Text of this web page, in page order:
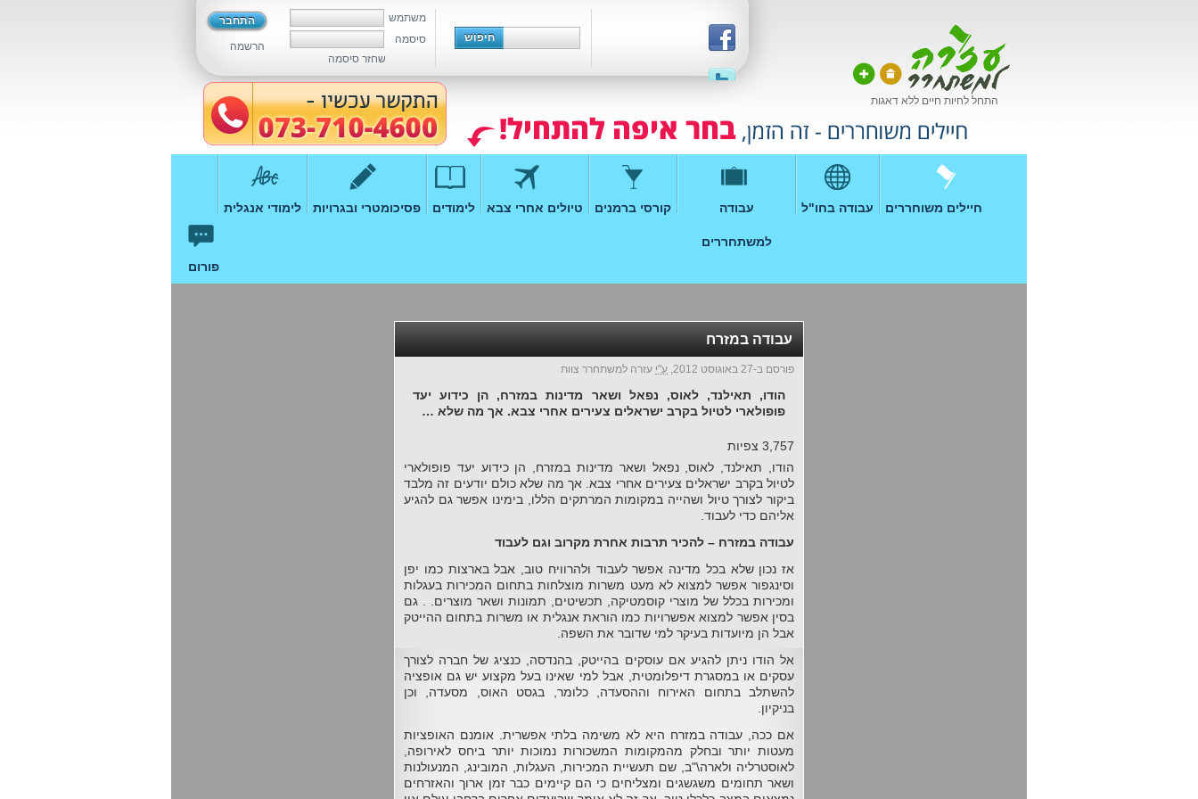
התחל לחיות חיים ללא דאגות
הרשמה
משתמש
סיסמה
שחזר סיסמה
חיילים משוחררים עבודה בחו"ל עבודה
למשתחררים
קורסי ברמנים טיולים אחרי צבא לימודים פסיכומטרי ובגרויות לימודי אנגלית
פורום
עבודה במזרח
פורסם ב-27 באוגוסט 2012, ע"י עזרה למשתחרר צוות
הודו, תאילנד, לאוס, נפאל ושאר מדינות במזרח, הן כידוע יעד
פופולארי לטיול בקרב ישראלים צעירים אחרי צבא. אך מה שלא …
3,757 צפיות
הודו, תאילנד, לאוס, נפאל ושאר מדינות במזרח, הן כידוע יעד פופולארי
לטיול בקרב ישראלים צעירים אחרי צבא. אך מה שלא כולם יודעים זה מלבד
ביקור לצורך טיול ושהייה במקומות המרתקים הללו, בימינו אפשר גם להגיע
אליהם כדי לעבוד.
עבודה במזרח – להכיר תרבות אחרת מקרוב וגם לעבוד
אז נכון שלא בכל מדינה אפשר לעבוד ולהרוויח טוב, אבל בארצות כמו יפן
וסינגפור אפשר למצוא לא מעט משרות מוצלחות בתחום המכירות בעגלות
ומכירות בכלל של מוצרי קוסמטיקה, תכשיטים, תמונות ושאר מוצרים. . גם
בסין אפשר למצוא אפשרויות כמו הוראת אנגלית או משרות בתחום ההייטק
אבל הן מיועדות בעיקר למי שדובר את השפה.
אל הודו ניתן להגיע אם עוסקים בהייטק, בהנדסה, כנציג של חברה לצורך
עסקים או במסגרת דיפלומטית, אבל למי שאינו בעל מקצוע יש גם אופציה
להשתלב בתחום האירוח וההסעדה, כלומר, בגסט האוס, מסעדה, וכן
בניקיון.
אם ככה, עבודה במזרח היא לא משימה בלתי אפשרית. אומנם האופציות
מעטות יותר ובחלק מהמקומות המשכורות נמוכות יותר ביחס לאירופה,
לאוסטרליה ולארה\"ב, שם תעשיית המכירות, העגלות, המובינג, המנעולנות
ושאר תחומים משגשגים ומצליחים כי הם קיימים כבר זמן ארוך והאזרחים